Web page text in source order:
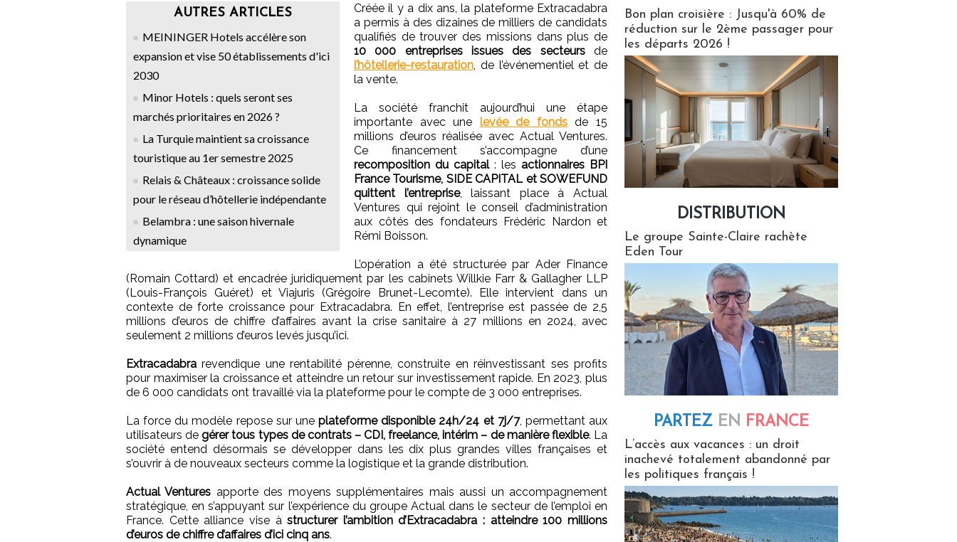
AUTRES ARTICLES
MEININGER Hotels accélère son
expansion et vise 50 établissements d'ici
2030
Minor Hotels : quels seront ses
marchés prioritaires en 2026 ?
La Turquie maintient sa croissance
touristique au 1er semestre 2025
Relais & Châteaux : croissance solide
pour le réseau d’hôtellerie indépendante
Belambra : une saison hivernale
dynamique
Créée il y a dix ans, la plateforme Extracadabra
a permis à des dizaines de milliers de candidats
qualifiés de trouver des missions dans plus de
10 000 entreprises issues des secteursde
l’hôtellerie-restauration, de l’événementiel et de
la vente.
La société franchit aujourd’hui une étape
importante avec une levée de fondsde 15
millions d’euros réalisée avec Actual Ventures.
Ce financement s’accompagne d’une
recomposition du capital: les actionnaires BPI
France Tourisme, SIDE CAPITAL et SOWEFUND
quittent l’entreprise, laissant place à Actual
Ventures qui rejoint le conseil d’administration
aux côtés des fondateurs Frédéric Nardon et
Rémi Boisson.
L’opération a été structurée par Ader Finance
(Romain Cottard) et encadrée juridiquement par les cabinets Willkie Farr & Gallagher LLP
(Louis-François Guéret) et Viajuris (Grégoire Brunet-Lecomte). Elle intervient dans un
contexte de forte croissance pour Extracadabra. En effet, l’entreprise est passée de 2,5
millions d’euros de chiffre d’affaires avant la crise sanitaire à 27 millions en 2024, avec
seulement 2 millions d’euros levés jusqu’ici.
Extracadabra revendique une rentabilité pérenne, construite en réinvestissant ses profits
pour maximiser la croissance et atteindre un retour sur investissement rapide. En 2023, plus
de 6 000 candidats ont travaillé via la plateforme pour le compte de 3 000 entreprises.
La force du modèle repose sur uneplateforme disponible 24h/24 et 7j/7, permettant aux
utilisateurs degérer tous types de contrats – CDI, freelance, intérim – de manière flexible. La
société entend désormais se développer dans les dix plus grandes villes françaises et
s’ouvrir à de nouveaux secteurs comme la logistique et la grande distribution.
Actual Ventures apporte des moyens supplémentaires mais aussi un accompagnement
stratégique, en s’appuyant sur l’expérience du groupe Actual dans le secteur de l’emploi en
France. Cette alliance vise àstructurer l’ambition d’Extracadabra : atteindre 100 millions
d’euros de chiffre d’affaires d’ici cinq ans.
Bon plan croisière : Jusqu'à 60% de
réduction sur le 2ème passager pour
les départs 2026 !
DISTRIBUTION
Le groupe Sainte-Claire rachète
Eden Tour
PARTEZ EN FRANCE
L’accès aux vacances : un droit
inachevé totalement abandonné par
les politiques français !